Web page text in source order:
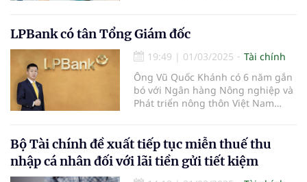
cổ phiếu từ nguồn ợi nhuận sau
2023.
LPBank có tân Tổng Giám đốc
19:49 | 01/03/2025
Tài chính
Ông Vũ Quốc Khánh có 6 năm gắn
bó với Ngân hàng Nông nghiệp và
Phát triển nông thôn Việt Nam
Bộ Tài chính đề xuất tiếp tục miễn thuế thu
nhập cá nhân đối với lãi tiền gửi tiết kiệm